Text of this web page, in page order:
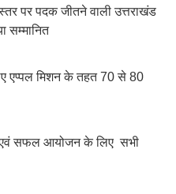
पर पदक जीतने वाली उत्तराखंड
सम्मानित
एप्पल मिशन के तहत 70 से 80
एवं सफल आयोजन के लिए सभी